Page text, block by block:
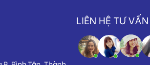
LIÊN HỆ TƯ VẤN